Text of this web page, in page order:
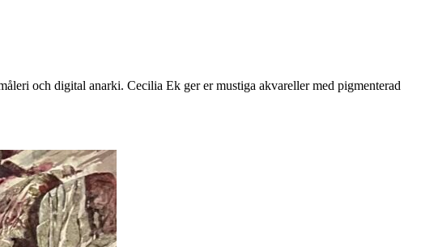
och digital anarki. Cecilia Ek ger er mustiga akvareller med pigmenterad